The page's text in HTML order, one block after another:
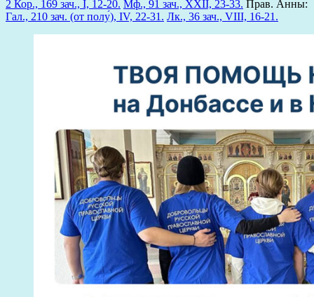
2 Кор., 169 зач., I, 12-20. Мф., 91 зач., XXII, 23-33. Прав. Анны:
Гал., 210 зач. (от полу́), IV, 22-31. Лк., 36 зач., VIII, 16-21.